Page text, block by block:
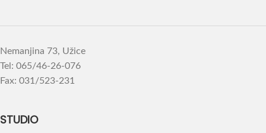
Nemanjina 73, Užice
Tel: 065/46-26-076
Fax: 031/523-231
STUDIO